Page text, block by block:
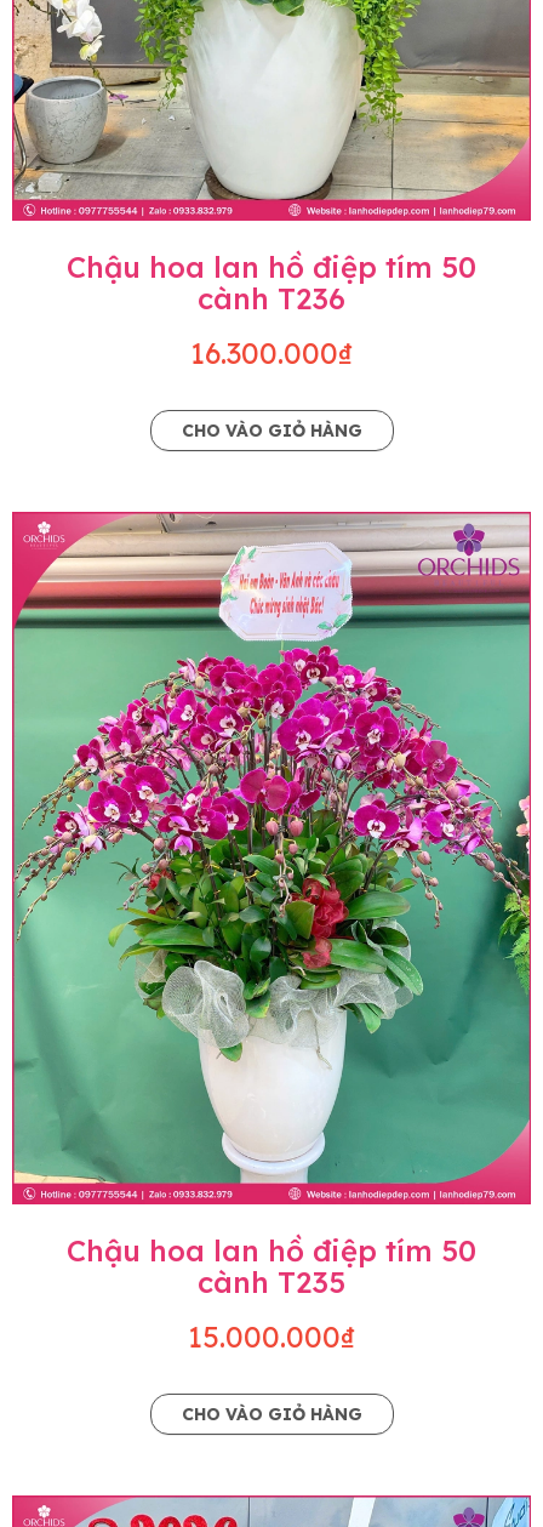
Chậu hoa lan hồ điệp tím 50
cành T236
16.300.000₫
CHO VÀO GIỎ HÀNG
Chậu hoa lan hồ điệp tím 50
cành T235
15.000.000₫
CHO VÀO GIỎ HÀNG